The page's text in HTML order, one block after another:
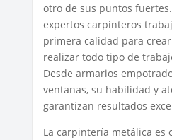
otro de sus puntos
expertos carpinteros
primera calidad para
realizar todo tipo de
Desde armarios
ventanas, su habilidad y
garantizan resultados
La carpintería metálica es